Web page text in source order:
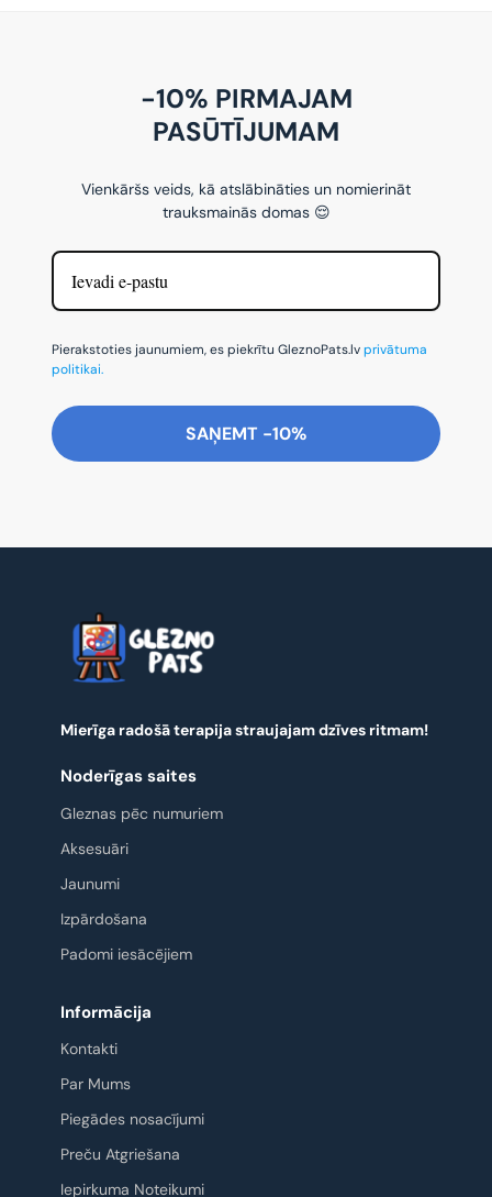
-10% PIRMAJAM
PASŪTĪJUMAM
Vienkāršs veids, kā atslābināties un nomierināt
trauksmainās domas 😌
Pierakstoties jaunumiem, es piekrītu GleznoPats.lvprivātuma
politikai.
SAŅEMT -10%
Mierīga radošā terapija straujajam dzīves ritmam!
Noderīgas saites
Gleznas pēc numuriem
Aksesuāri
Jaunumi
Izpārdošana
Padomi iesācējiem
Informācija
Kontakti
Par Mums
Piegādes nosacījumi
Preču Atgriešana
Iepirkuma Noteikumi